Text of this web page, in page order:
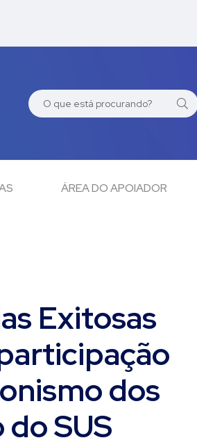
ÁREA DO APOIADOR
Exitosas
dos
SUS